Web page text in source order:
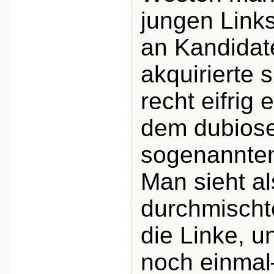
jungen
an
akquirierte
recht eifrig
dem
Man sieht
die Linke,
noch